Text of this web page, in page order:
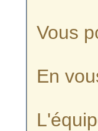
Vous
En